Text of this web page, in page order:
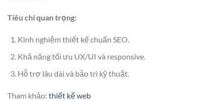
Tiêu chí quan trọng:
Kinh nghiệm thiết kế chuẩn SEO.
Khả năng tối ưu UX/UI và responsive.
Hỗ trợ lâu dài và bảo trì kỹ thuật.
Tham khảo: thiết kế web